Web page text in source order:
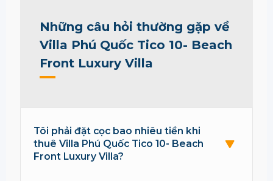
Những câu hỏi thường gặp về
Villa Phú Quốc Tico 10- Beach
Front Luxury Villa
Tôi phải đặt cọc bao nhiêu tiền khi
thuê Villa Phú Quốc Tico 10- Beach
Front Luxury Villa?